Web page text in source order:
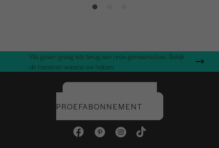
We geven graag iets terug aan onze gemeenschap. Bekijk
de manieren waarop we helpen.
PROEFABONNEMENT